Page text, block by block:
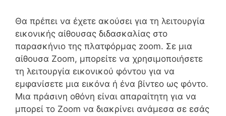
Θα πρέπει να έχετε ακούσει για τη λειτουργία
εικονικής αίθουσας διδασκαλίας στο
παρασκήνιο της πλατφόρμας zoom. Σε μια
αίθουσα Zoom, μπορείτε να χρησιμοποιήσετε
τη λειτουργία εικονικού φόντου για να
εμφανίσετε μια εικόνα ή ένα βίντεο ως φόντο.
Μια πράσινη οθόνη είναι απαραίτητη για να
μπορεί το Zoom να διακρίνει ανάμεσα σε εσάς